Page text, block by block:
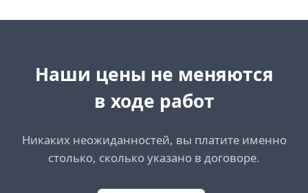
Наши цены не меняются
в ходе работ
Никаких неожиданностей, вы платите именно
столько, сколько указано в договоре.